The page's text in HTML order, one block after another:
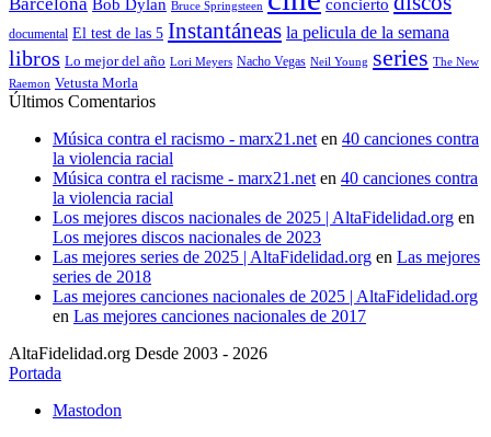
Barcelona Bob Dylan Bruce Springsteen concierto
documental El test de las 5 Instantáneas la pelicula de la semana
libros Lo mejor del año Lori Meyers Nacho Vegas Neil Young series The New
Raemon Vetusta Morla
Últimos Comentarios
Música contra el racismo - marx21.neten 40 canciones contra
la violencia racial
Música contra el racisme - marx21.neten 40 canciones contra
la violencia racial
Los mejores discos nacionales de 2025 | AltaFidelidad.org en
Los mejores discos nacionales de 2023
Las mejores series de 2025 | AltaFidelidad.org en Las mejores
series de 2018
Las mejores canciones nacionales de 2025 | AltaFidelidad.org
en Las mejores canciones nacionales de 2017
AltaFidelidad.org Desde 2003 - 2026
Portada
Mastodon